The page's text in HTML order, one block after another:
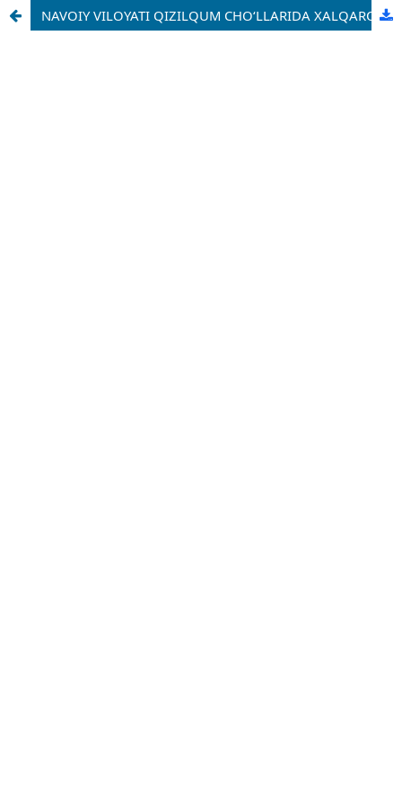
NAVOIY VILOYATI QIZILQUM CHO‘LLARIDA XALQARO TURIZMNI TASHKIL QILISH VA RIVOJLANTIRISHNING STRATEGIK YO‘NALISHLARI